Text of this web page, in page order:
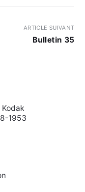
ARTICLE SUIVANT
Bulletin 35
1953